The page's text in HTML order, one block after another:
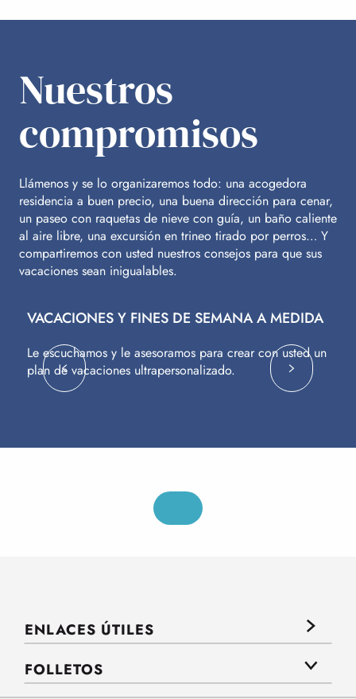
Nuestros
compromisos
Llámenos y se lo organizaremos todo: una acogedora
residencia a buen precio, una buena dirección para cenar,
un paseo con raquetas de nieve con guía, un baño caliente
al aire libre, una excursión en trineo tirado por perros… Y
compartiremos con usted nuestros consejos para que sus
vacaciones sean inigualables.
VACACIONES Y FINES DE SEMANA A MEDIDA
Le escuchamos y le asesoramos para crear con usted un
plan de vacaciones ultrapersonalizado.
ENLACES ÚTILES
FOLLETOS